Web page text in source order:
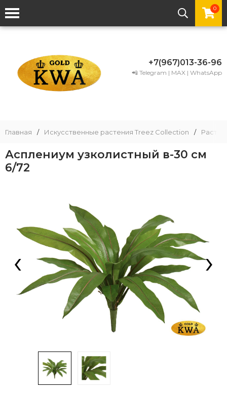
0
+7(967)013-36-96
📲 Telegram | MAX | WhatsApp
Главная / Искусственные растения Treez Collection /
Асплениум узколистный в-30 см
6/72
‹ ›